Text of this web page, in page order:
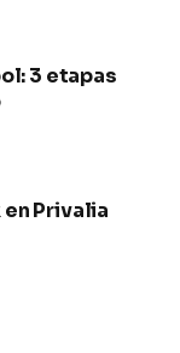
3 etapas
Privalia